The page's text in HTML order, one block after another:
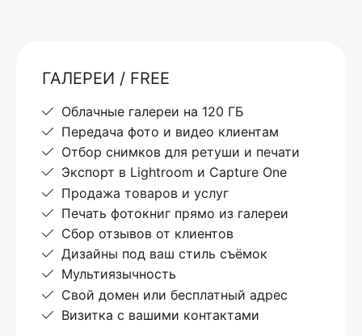
ГАЛЕРЕИ / FREE
Облачные галереи на 120 ГБ
Передача фото и видео клиентам
Отбор снимков для ретуши и печати
Экспорт в Lightroom и Capture One
Продажа товаров и услуг
Печать фотокниг прямо из галереи
Сбор отзывов от клиентов
Дизайны под ваш стиль съёмок
Мультиязычность
Свой домен или бесплатный адрес
Визитка с вашими контактами